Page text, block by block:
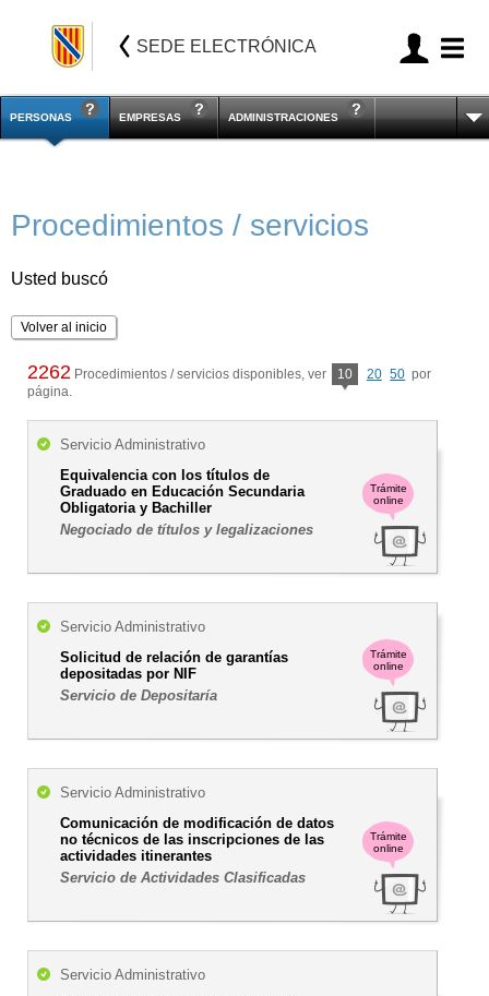
SEDE ELECTRÓNICA
PERSONAS EMPRESAS ADMINISTRACIONES
Procedimientos / servicios
Usted buscó
Volver al inicio
2262 Procedimientos / servicios disponibles, ver 10 20 50 por
página.
Trámite
online
Servicio Administrativo
Equivalencia con los títulos de
Graduado en Educación Secundaria
Obligatoria y Bachiller
Negociado de títulos y legalizaciones
Trámite
online
Servicio Administrativo
Solicitud de relación de garantías
depositadas por NIF
Servicio de Depositaría
Trámite
online
Servicio Administrativo
Comunicación de modificación de datos
no técnicos de las inscripciones de las
actividades itinerantes
Servicio de Actividades Clasificadas
Servicio Administrativo